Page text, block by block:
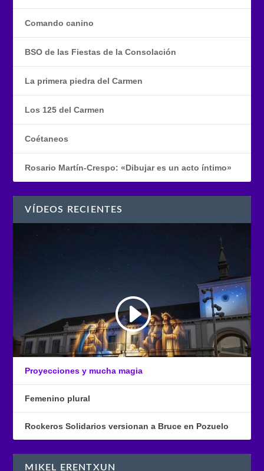
Comando canino
BSO de las Fiestas de la Consolación
La primera piedra del Carmen
Los 125 del Carmen
Coétaneos
Rosario Martín-Crespo: «Dibujar es un acto íntimo»
VÍDEOS RECIENTES
Proyecciones y mucha magia
Femenino plural
Rockeros Solidarios versionan a Bruce en Pozuelo
MIKEL ERENTXUN